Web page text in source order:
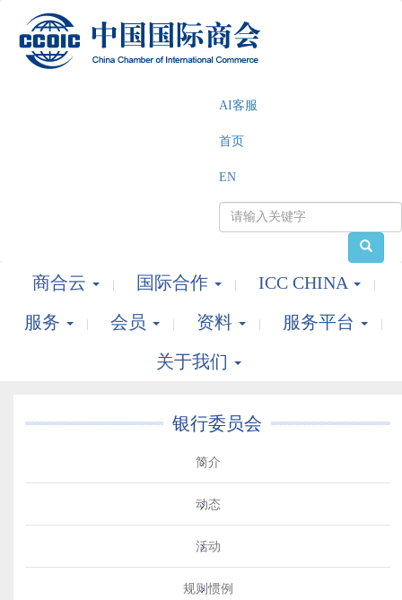
AI客服
首页
EN
商合云 国际合作
ICC CHINA
服务
会员 资料
服务平台
关于我们
银行委员会
简介
动态
活动
规则惯例